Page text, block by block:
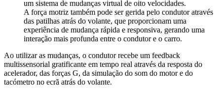
um sistema de mudanças virtual de oito velocidades.
A força motriz também pode ser gerida pelo condutor através
das patilhas atrás do volante, que proporcionam uma
experiência de mudança rápida e responsiva, gerando uma
interação mais profunda entre o condutor e o carro.
Ao utilizar as mudanças, o condutor recebe um feedback
multissensorial gratificante em tempo real através da resposta do
acelerador, das forças G, da simulação do som do motor e do
tacómetro no ecrã atrás do volante.